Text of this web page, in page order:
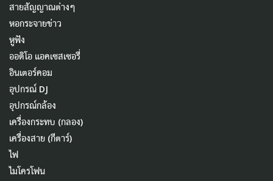
สายสัญญาณต่างๆ
หอกระจายข่าว
หูฟัง
ออดิโอ แอคเซสเซอรี่
อินเตอร์คอม
อุปกรณ์ DJ
อุปกรณ์กล้อง
เครื่องกระทบ (กลอง)
เครื่องสาย (กีตาร์)
ไฟ
ไมโครโฟน